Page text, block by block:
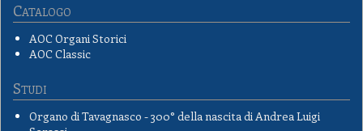
Catalogo
AOC Organi Storici
AOC Classic
Studi
Organo di Tavagnasco - 300° della nascita di Andrea Luigi